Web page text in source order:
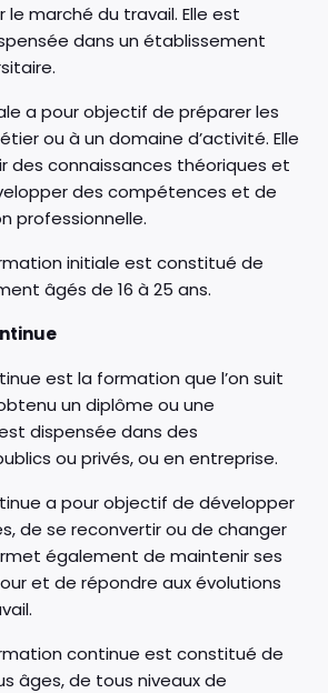
le marché du travail. Elle est
dans un établissement
a pour objectif de préparer les
ou à un domaine d’activité. Elle
des connaissances théoriques et
des compétences et de
professionnelle.
initiale est constitué de
âgés de 16 à 25 ans.
est la formation que l’on suit
un diplôme ou une
dispensée dans des
ou privés, ou en entreprise.
a pour objectif de développer
de se reconvertir ou de changer
également de maintenir ses
et de répondre aux évolutions
continue est constitué de
âges, de tous niveaux de